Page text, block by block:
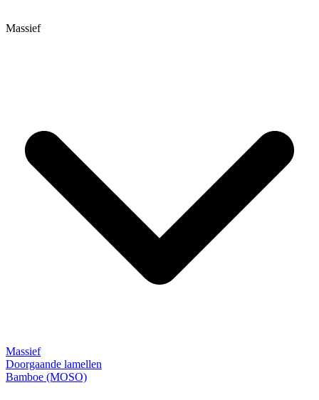
Massief
Massief
Doorgaande lamellen
Bamboe (MOSO)